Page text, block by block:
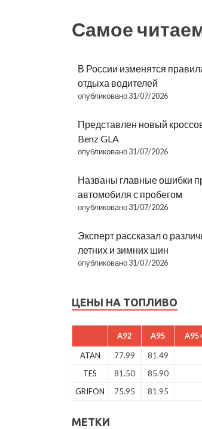
Самое
В России изменятся
отдыха водителей
опубликовано 31/07/2026
Представлен новый
Benz GLA
опубликовано 31/07/2026
Названы главные ошибки
автомобиля с пробегом
опубликовано 31/07/2026
Эксперт рассказал о
летних и зимних шин
опубликовано 31/07/2026
ЦЕНЫ НА ТОПЛИВО
A92 A95
ATAN 77.99 81.49
TES
81.50 85.90
GRIFON
75.95 81.95
МЕТКИ